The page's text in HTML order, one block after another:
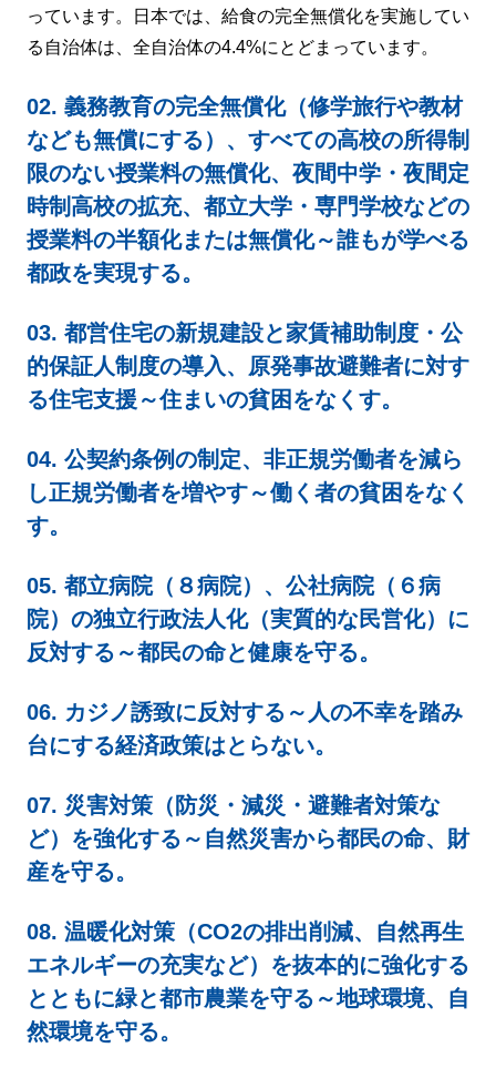
っています。日本では、給食の完全無償化を実施してい
る自治体は、全自治体の4.4%にとどまっています。
02. 義務教育の完全無償化（修学旅行や教材
なども無償にする）、すべての高校の所得制
限のない授業料の無償化、夜間中学・夜間定
時制高校の拡充、都立大学・専門学校などの
授業料の半額化または無償化～誰もが学べる
都政を実現する。
03. 都営住宅の新規建設と家賃補助制度・公
的保証人制度の導入、原発事故避難者に対す
る住宅支援～住まいの貧困をなくす。
04. 公契約条例の制定、非正規労働者を減ら
し正規労働者を増やす～働く者の貧困をなく
す。
05. 都立病院（８病院）、公社病院（６病
院）の独立行政法人化（実質的な民営化）に
反対する～都民の命と健康を守る。
06. カジノ誘致に反対する～人の不幸を踏み
台にする経済政策はとらない。
07. 災害対策（防災・減災・避難者対策な
ど）を強化する～自然災害から都民の命、財
産を守る。
08. 温暖化対策（CO2の排出削減、自然再生
エネルギーの充実など）を抜本的に強化する
とともに緑と都市農業を守る～地球環境、自
然環境を守る。